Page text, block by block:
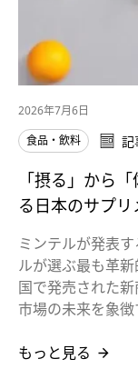
2026年7月6日
食品・飲料
記
「摂る」から
る日本のサプ
ミンテルが発表
ルが選ぶ最も革
国で発売された
市場の未来を象
もっと見る